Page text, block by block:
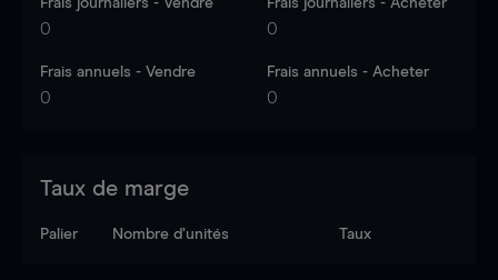
0 0
Frais annuels - Vendre
0
Frais annuels - Acheter
0
Taux de marge
Palier Nombre d’unités Taux